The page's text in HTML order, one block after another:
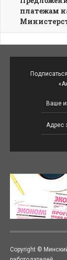
платежам
Copyright ©